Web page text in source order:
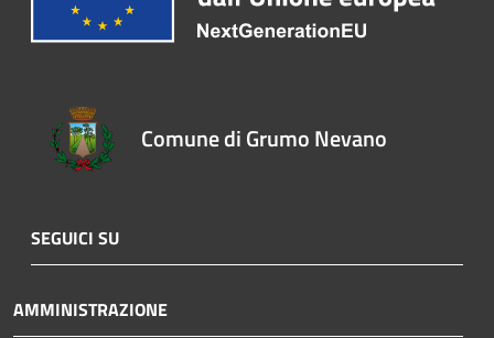
Comune di Grumo Nevano
SEGUICI SU
AMMINISTRAZIONE